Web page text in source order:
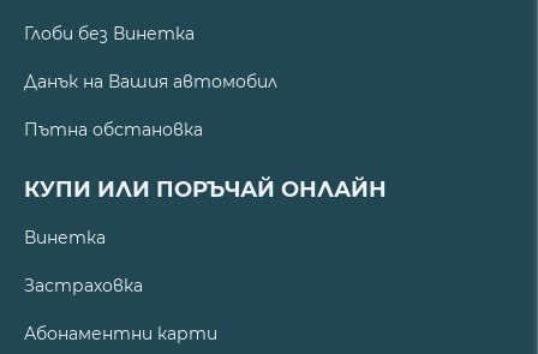
Глоби без Винетка
Данък на Вашия автомобил
Пътна обстановка
КУПИ ИЛИ ПОРЪЧАЙ ОНЛАЙН
Винетка
Застраховка
Абонаментни карти